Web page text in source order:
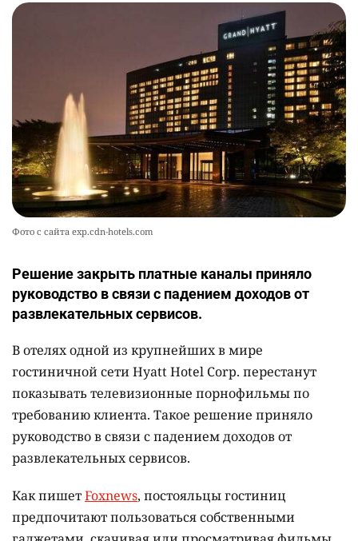
Фото с сайта exp.cdn-hotels.com
Решение закрыть платные каналы приняло
руководство в связи с падением доходов от
развлекательных сервисов.
В отелях одной из крупнейших в мире
гостиничной сети Hyatt Hotel Corp. перестанут
показывать телевизионные порнофильмы по
требованию клиента. Такое решение приняло
руководство в связи с падением доходов от
развлекательных сервисов.
Как пишетFoxnews, постояльцы гостиниц
предпочитают пользоваться собственными